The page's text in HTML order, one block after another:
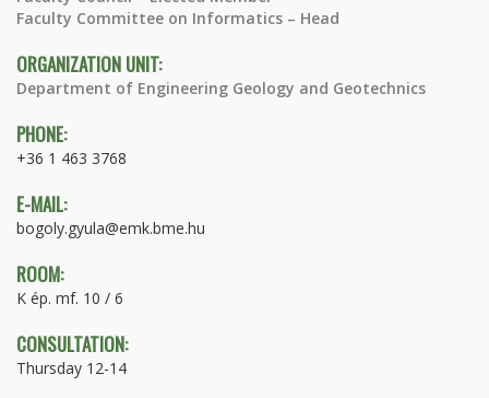
Faculty Committee on Informatics – Head
ORGANIZATION UNIT:
Department of Engineering Geology and Geotechnics
PHONE:
+36 1 463 3768
E-MAIL:
bogoly.gyula@emk.bme.hu
ROOM:
K ép. mf. 10 / 6
CONSULTATION:
Thursday 12-14